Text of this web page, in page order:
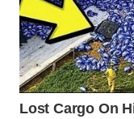
SURABAYA
WN
NATUNA
WN